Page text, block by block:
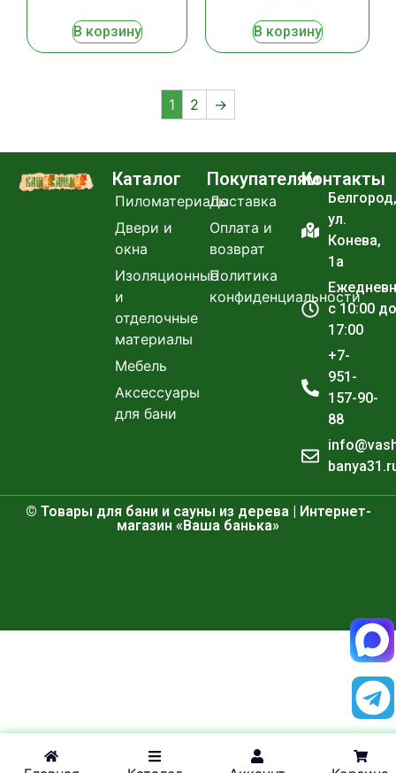
В корзину В корзину
1 2 →
Каталог
Пиломатериалы
Двери и
окна
Изоляционные
и
отделочные
материалы
Мебель
Аксессуары
для бани
Покупателям
Доставка
Оплата и
возврат
Политика
конфиденциальности
Контакты
Белгород,
ул.
Конева,
1а
с 10:00 до
17:00
+7-
951-
157-90-
88
© Товары для бани и сауны из дерева | Интернет-
магазин «Ваша банька»